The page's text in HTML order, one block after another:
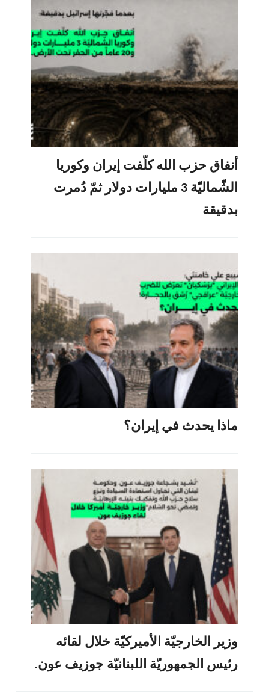
أنفاق حزب الله كلّفت إيران وكوريا
الشّماليّة 3 مليارات دولار ثمّ دُمرت
بدقيقة
ماذا يحدث في إيران؟
وزير الخارجيّة الأميركيّة خلال لقائه
رئيس الجمهوريّة اللبنانيّة جوزيف عون.